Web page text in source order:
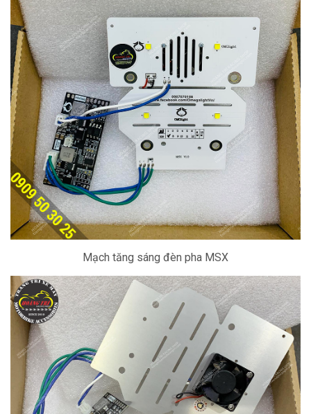
Mạch tăng sáng đèn pha MSX